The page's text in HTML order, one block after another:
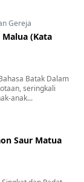
Gereja
(Kata
Batak Dalam
seringkali
anak...
Saur Matua